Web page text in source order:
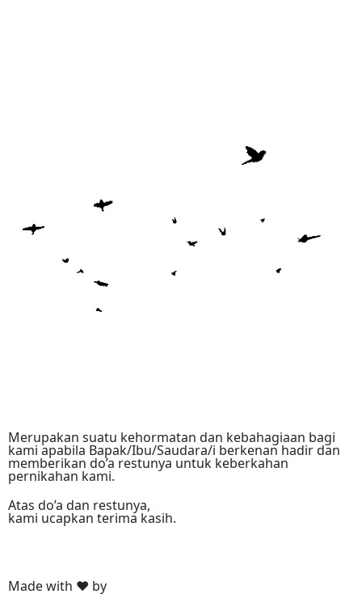
Merupakan suatu kehormatan dan kebahagiaan bagi
kami apabila Bapak/Ibu/Saudara/i berkenan hadir dan
memberikan do’a restunya untuk keberkahan
pernikahan kami.
Atas do’a dan restunya,
kami ucapkan terima kasih.
Made with ❤ by